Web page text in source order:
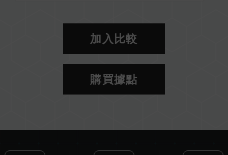
加入比較
購買據點